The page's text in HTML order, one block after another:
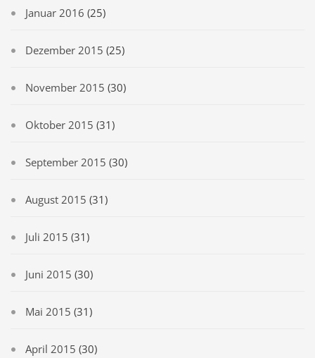
Januar 2016 (25)
Dezember 2015 (25)
November 2015 (30)
Oktober 2015 (31)
September 2015 (30)
August 2015 (31)
Juli 2015 (31)
Juni 2015 (30)
Mai 2015 (31)
April 2015 (30)